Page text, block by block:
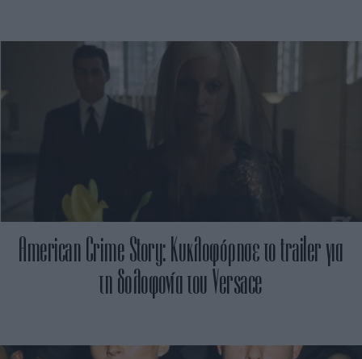
American Crime Story: Κυκλοφόρησε το trailer για
τη δολοφονία του Versace